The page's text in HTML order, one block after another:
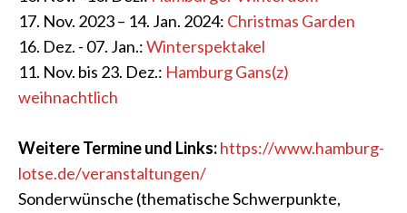
17. Nov. 2023 – 14. Jan. 2024: Christmas Garden
16. Dez. - 07. Jan.:Winterspektakel
11. Nov. bis 23. Dez.: Hamburg Gans(z)
weihnachtlich
Weitere Termine und Links:https://www.hamburg-
lotse.de/veranstaltungen/
Sonderwünsche (thematische Schwerpunkte,